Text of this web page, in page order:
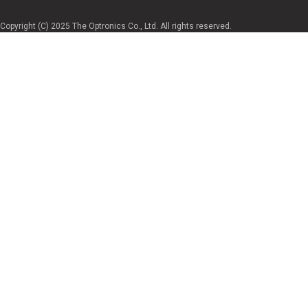
Copyright (C) 2025 The Optronics Co., Ltd. All rights reserved.